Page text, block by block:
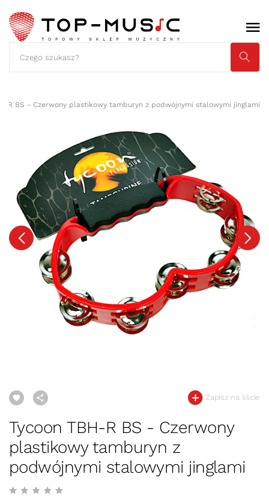
R BS - Czerwony plastikowy tamburyn z podwójnymi stalowymi jinglami
Zapisz na liście
Tycoon TBH-R BS - Czerwony
plastikowy tamburyn z
podwójnymi stalowymi jinglami